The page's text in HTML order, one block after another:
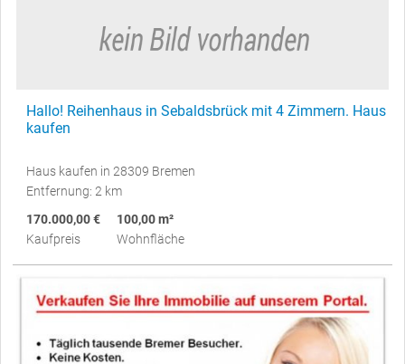
Hallo! Reihenhaus in Sebaldsbrück mit 4 Zimmern. Haus
kaufen
Haus kaufen in 28309 Bremen
Entfernung: 2 km
170.000,00 €
Kaufpreis
100,00 m²
Wohnfläche